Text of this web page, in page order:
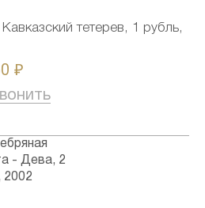
тетерев, 1 рубль,
₽